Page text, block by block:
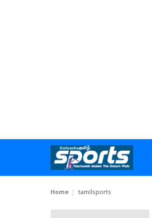
ஹாக்கி
Home tamilsports